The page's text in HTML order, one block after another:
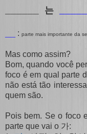
는
: parte mais importante da
Mas como assim?
Bom, quando você
foco é em qual parte
não está tão
quem são.
Pois bem. Se o foco
parte que vai o 가: